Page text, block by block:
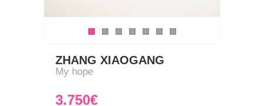
ZHANG XIAOGANG
My hope
3.750€